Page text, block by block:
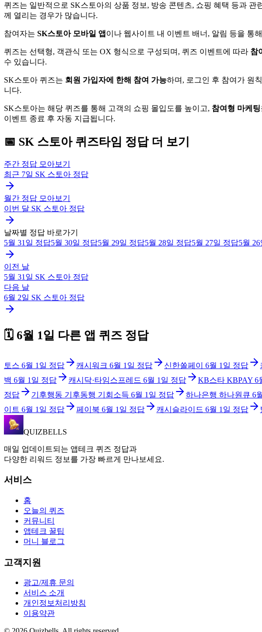
퀴즈는 일반적으로 SK스토아의 상품 정보, 방송 콘텐츠, 쇼핑 혜택 등과 관
께 열리는 경우가 많습니다.
참여자는 SK스토아 모바일 앱 이나 웹사이트 내 이벤트 배너, 알림 등을 통
퀴즈는 선택형, 객관식 또는 OX 형식으로 구성되며, 퀴즈 이벤트에 따라 참
수 있습니다.
SK스토아 퀴즈는 회원 가입자에 한해 참여 가능하며, 로그인 후 참여가 원
니다.
SK스토아는 해당 퀴즈를 통해 고객의 쇼핑 몰입도를 높이고, 참여형 마케팅
이벤트 종료 후 자동 지급됩니다.
📅 SK 스토아 퀴즈타임 정답 더 보기
주간 정답 모아보기
최근 7일 SK 스토아 정답
월간 정답 모아보기
이번 달 SK 스토아 정답
날짜별 정답 바로가기
5월 31일 정답5월 30일 정답5월 29일 정답5월 28일 정답5월 27일 정답5월 26
이전 날
5월 31일 SK 스토아 정답
다음 날
6월 2일 SK 스토아 정답
🗓️ 6월 1일 다른 앱 퀴즈 정답
토스 6월 1일 정답 캐시워크 6월 1일 정답 신한쏠페이 6월 1일 정답
백 6월 1일 정답 캐시닥·타임스프레드 6월 1일 정답 KB스타 KBPAY 6
정답
기후행동 기후동행 기회소득 6월 1일 정답 하나은행 하나원큐 6
이트 6월 1일 정답 페이북 6월 1일 정답 캐시슬라이드 6월 1일 정답
QUIZBELLS
매일 업데이트되는 앱테크 퀴즈 정답과
다양한 리워드 정보를 가장 빠르게 만나보세요.
서비스
홈
오늘의 퀴즈
커뮤니티
앱테크 꿀팁
머니 블로그
고객지원
광고/제휴 문의
서비스 소개
개인정보처리방침
이용약관